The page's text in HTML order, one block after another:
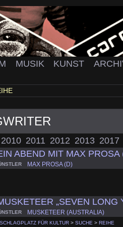
MUSIK KUNST
2010 2011 2012 2013 2017
ABEND MIT MAX PROSA
MAX PROSA (D)
„SEVEN LONG
MUSKETEER (AUSTRALIA)
FÜR KULTUR > SUCHE > REIHE